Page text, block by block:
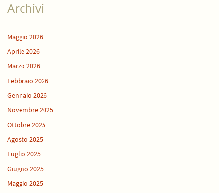
Archivi
Maggio 2026
Aprile 2026
Marzo 2026
Febbraio 2026
Gennaio 2026
Novembre 2025
Ottobre 2025
Agosto 2025
Luglio 2025
Giugno 2025
Maggio 2025